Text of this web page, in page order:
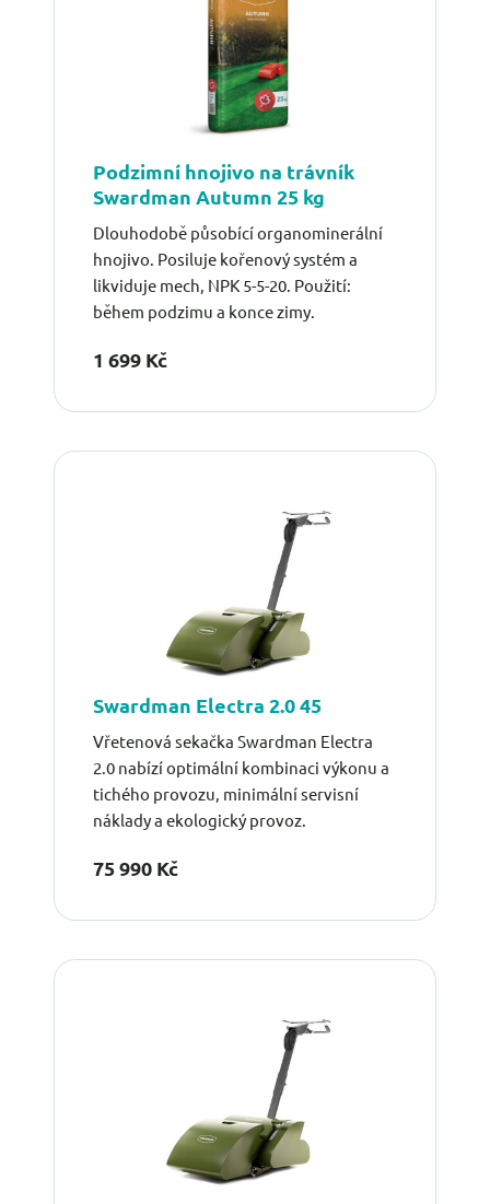
Podzimní hnojivo na trávník
Swardman Autumn 25 kg
Dlouhodobě působící organominerální
hnojivo. Posiluje kořenový systém a
likviduje mech, NPK 5-5-20. Použití:
během podzimu a konce zimy.
1 699 Kč
Swardman Electra 2.0 45
Vřetenová sekačka Swardman Electra
2.0 nabízí optimální kombinaci výkonu a
tichého provozu, minimální servisní
náklady a ekologický provoz.
75 990 Kč